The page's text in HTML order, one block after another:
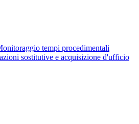
tempi procedimentali
sostitutive e acquisizione d'ufficio